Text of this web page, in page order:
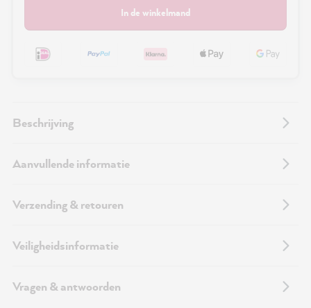
In de winkelmand
Beschrijving
Aanvullende informatie
Verzending & retouren
Veiligheidsinformatie
Vragen & antwoorden